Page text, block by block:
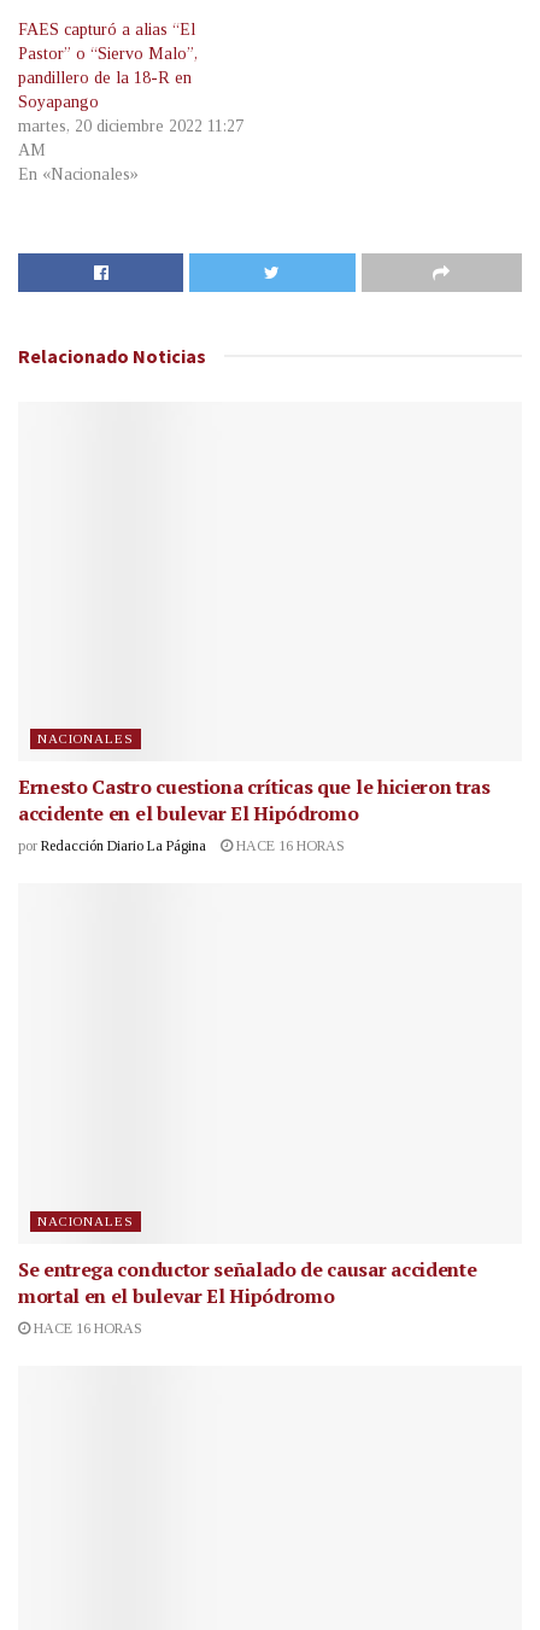
FAES capturó a alias “El
Pastor” o “Siervo Malo”,
pandillero de la 18-R en
Soyapango
martes, 20 diciembre 2022 11:27
AM
En «Nacionales»
Relacionado Noticias
NACIONALES
Ernesto Castro cuestiona críticas que le hicieron tras
accidente en el bulevar El Hipódromo
por Redacción Diario La Página HACE 16 HORAS
NACIONALES
Se entrega conductor señalado de causar accidente
mortal en el bulevar El Hipódromo
HACE 16 HORAS